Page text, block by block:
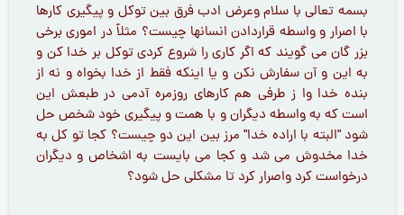
بسمه تعالی با سلام وعرض ادب فرق بین توکل و پیگیری کارها
با اصرار و واسطه قراردادن انسانها چیست؟ مثلاً در امورى برخى
بزر گان می گویند که اگر کاری را شروع کردی توکل بر خدا کن و
به این و آن سفارش نکن و یا اینکه فقط از خدا بخواه و نه از
بنده خدا وا ز طرفى هم كارهاى روزمره آدمى در طبعش اين
است که به واسطه دیگران و با همت و پیگیری خود شخص حل
شود "البته با اراده خدا" مرز بين اين دو چیست؟ کجا تو کل به
خدا مخدوش می شد و کجا می بایست به اشخاص و دیگران
درخواست كرد واصرار كرد تا مشكلى حل شود؟